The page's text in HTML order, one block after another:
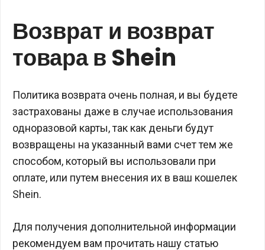
Возврат и возврат
товара в Shein
Политика возврата очень полная, и вы будете
застрахованы даже в случае использования
одноразовой карты, так как деньги будут
возвращены на указанный вами счет тем же
способом, который вы использовали при
оплате, или путем внесения их в ваш кошелек
Shein.
Для получения дополнительной информации
рекомендуем вам прочитать нашу статью